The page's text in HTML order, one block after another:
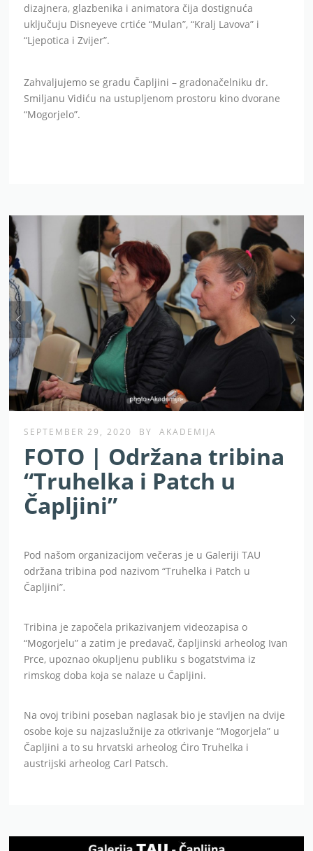
dizajnera, glazbenika i animatora čija dostignuća
uključuju Disneyeve crtiće “Mulan”, “Kralj Lavova” i
“Ljepotica i Zvijer”.
Zahvaljujemo se gradu Čapljini – gradonačelniku dr.
Smiljanu Vidiću na ustupljenom prostoru kino dvorane
“Mogorjelo”.
SEPTEMBER 29, 2020 BY AKADEMIJA
FOTO | Održana tribina
“Truhelka i Patch u
Čapljini”
Pod našom organizacijom večeras je u Galeriji TAU
održana tribina pod nazivom “Truhelka i Patch u
Tribina je započela prikazivanjem videozapisa o
“Mogorjelu” a zatim je predavač, čapljinski arheolog Ivan
Prce, upoznao okupljenu publiku s bogatstvima iz
Na ovoj tribini poseban naglasak bio je stavljen na dvije
osobe koje su najzaslužnije za otkrivanje “Mogorjela” u
Čapljini a to su hrvatski arheolog Ćiro Truhelka i